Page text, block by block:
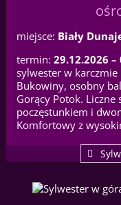
miejsce: Biały
termin: 29.12.2026 –
sylwester w karczmie
Bukowiny, osobny
Gorący Potok.
poczęstunkiem i
Komfortowy z